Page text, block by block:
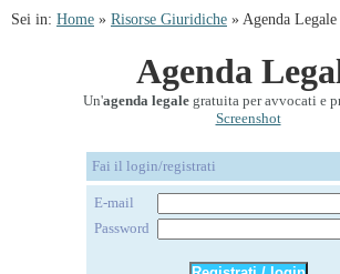
Sei in: Home » Risorse Giuridiche » Agenda Legale
Agenda
Un'agenda legalegratuita per avvocati e
Screenshot
Fai il login/registrati
E-mail
Password